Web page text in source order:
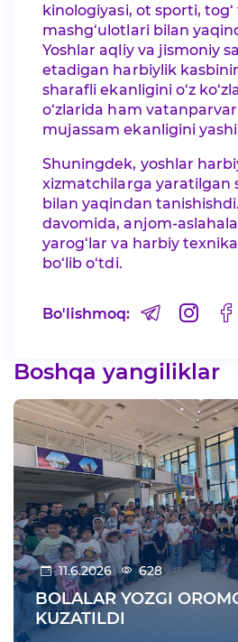
kinologiyasi, ot sporti,
mashg‘ulotlari bilan
Yoshlar aqliy va jismoniy
etadigan harbiylik
sharafli ekanligini o‘z
o‘zlarida ham
mujassam ekanligini
Shuningdek, yoshlar
xizmatchilarga yaratilgan
bilan yaqindan
davomida, anjom-
yarog‘lar va harbiy
bo‘lib o‘tdi.
Bo'lishmoq:
Boshqa yangiliklar
11.6.2026 628
BOLALAR YOZGI
KUZATILDI